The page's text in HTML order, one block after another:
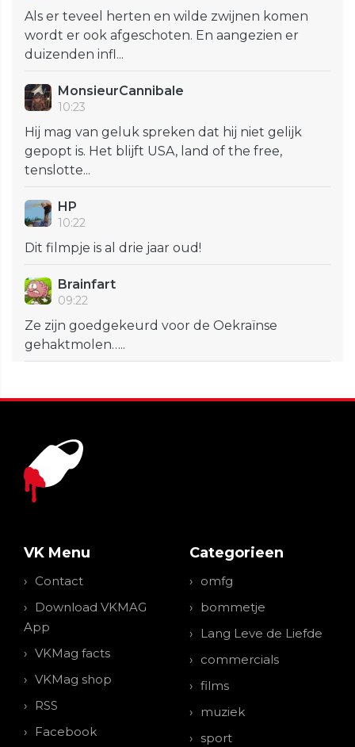
Als er teveel herten en wilde zwijnen komen
wordt er ook afgeschoten. En aangezien er
duizenden infl...
MonsieurCannibale
10:23
Hij mag van geluk spreken dat hij niet gelijk
gepopt is. Het blijft USA, land of the free,
tenslotte...
HP
10:22
Dit filmpje is al drie jaar oud!
Brainfart
09:22
Ze zijn goedgekeurd voor de Oekraïnse
gehaktmolen…..
VK Menu
Contact
Download VKMAG
App
VKMag facts
VKMag shop
RSS
Facebook
Categorieen
omfg
bommetje
Lang Leve de Liefde
commercials
films
muziek
sport